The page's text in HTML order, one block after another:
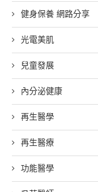
健身保養 網路分享
光電美肌
兒童發展
內分泌健康
再生醫學
再生醫療
功能醫學